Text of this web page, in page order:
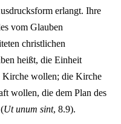
erlangt. Ihre
vom Glauben
christlichen
heißt, die Einheit
wollen; die Kirche
wollen, die dem Plan des
Ut unum sint, 8.9).